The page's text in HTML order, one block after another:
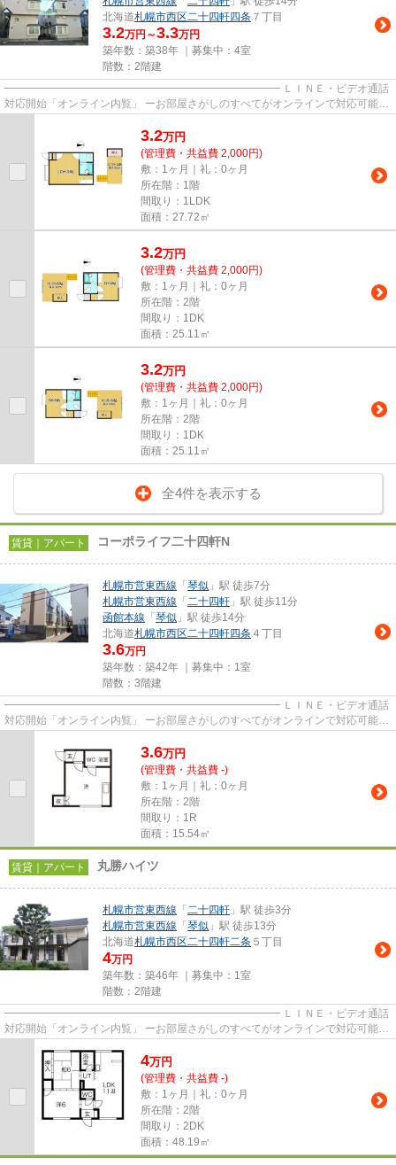
北海道札幌市西区二十四軒四条 ７丁目
3.2万円～3.3万円
築年数：築38年 ｜募集中： 4室
階数：2階建
━━━━━━━━━━━━━━━━━━━━━━━━━━ ＬＩＮＥ・ビデオ通話
対応開始「オンライン内覧」 ーお部屋さがしのすべてがオンラインで対応可能ー
3.2万円
(管理費・共益費 2,000円)
敷：1ヶ月｜礼：0ヶ月
所在階：1階
間取り：1LDK
面積：27.72㎡
3.2万円
(管理費・共益費 2,000円)
敷：1ヶ月｜礼：0ヶ月
所在階：2階
間取り：1DK
面積：25.11㎡
3.2万円
(管理費・共益費 2,000円)
敷：1ヶ月｜礼：0ヶ月
所在階：2階
間取り：1DK
面積：25.11㎡
全4件を表示する
賃貸｜アパート コーポライフ二十四軒N
札幌市営東西線 「 琴似 」駅 徒歩7分
札幌市営東西線 「 二十四軒 」駅 徒歩11分
函館本線 「 琴似 」駅 徒歩14分
北海道札幌市西区二十四軒四条 ４丁目
3.6万円
築年数：築42年 ｜募集中： 1室
階数：3階建
━━━━━━━━━━━━━━━━━━━━━━━━━━ ＬＩＮＥ・ビデオ通話
対応開始「オンライン内覧」 ーお部屋さがしのすべてがオンラインで対応可能ー
3.6万円
(管理費・共益費 -)
敷：1ヶ月｜礼：0ヶ月
所在階：2階
間取り：1R
面積：15.54㎡
賃貸｜アパート 丸勝ハイツ
札幌市営東西線 「 二十四軒 」駅 徒歩3分
札幌市営東西線 「 琴似 」駅 徒歩13分
北海道札幌市西区二十四軒二条 ５丁目
4万円
築年数：築46年 ｜募集中： 1室
階数：2階建
━━━━━━━━━━━━━━━━━━━━━━━━━━ ＬＩＮＥ・ビデオ通話
対応開始「オンライン内覧」 ーお部屋さがしのすべてがオンラインで対応可能ー
4万円
(管理費・共益費 -)
敷：1ヶ月｜礼：0ヶ月
所在階：2階
間取り：2DK
面積：48.19㎡